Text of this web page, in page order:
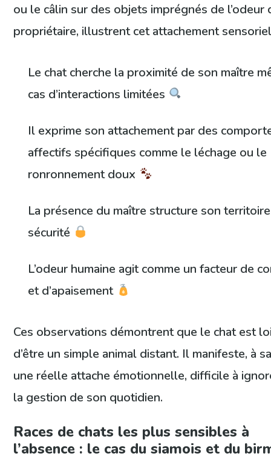
ou le câlin sur des objets imprégnés de l’odeur
propriétaire, illustrent cet attachement
Le chat cherche la proximité de son maître
cas d’interactions limitées
Il exprime son attachement par des
affectifs spécifiques comme le léchage ou le
ronronnement doux
La présence du maître structure son
sécurité
L’odeur humaine agit comme un facteur de
et d’apaisement
Ces observations démontrent que le chat est
d’être un simple animal distant. Il manifeste, à
une réelle attache émotionnelle, difficile à
la gestion de son quotidien.
Races de chats les plus sensibles à
l’absence : le cas du siamois et du